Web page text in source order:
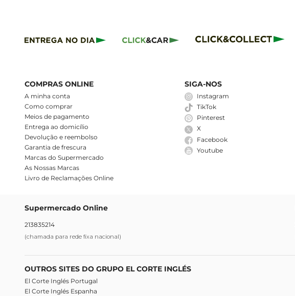
COMPRAS ONLINE
A minha conta
Como comprar
Meios de pagamento
Entrega ao domicílio
Devolução e reembolso
Garantia de frescura
Marcas do Supermercado
As Nossas Marcas
Livro de Reclamações Online
SIGA-NOS
Instagram
TikTok
Pinterest
X
Facebook
Youtube
Supermercado Online
213835214
(chamada para rede fixa nacional)
OUTROS SITES DO GRUPO EL CORTE INGLÉS
El Corte Inglés Portugal
El Corte Inglés Espanha